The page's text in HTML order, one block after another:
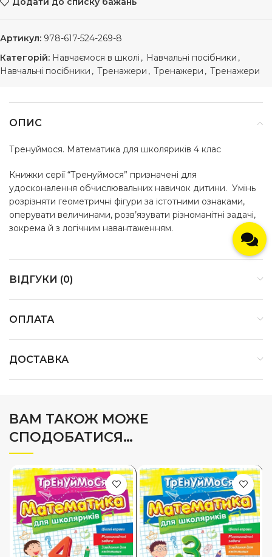
Артикул: 978-617-524-269-8
Категорій: Навчаємося в школі , Навчальні посібники ,
Навчальні посібники , Тренажери , Тренажери , Тренажери
ОПИС
Тренуймося. Математика для школяриків 4 клас
Книжки серії “Тренуймося” призначені для
удосконалення обчислювальних навичок дитини. Умінь
розрізняти геометричні фігури за істотними ознаками,
оперувати величинами, розв’язувати різноманітні задачі,
зокрема й з логічним навантаженням.
ВІДГУКИ (0)
ОПЛАТА
ДОСТАВКА
ВАМ ТАКОЖ МОЖЕ
СПОДОБАТИСЯ…